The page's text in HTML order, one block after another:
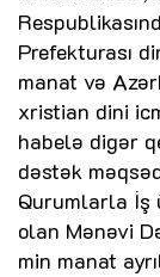
Prefekturası
manat və
xristian dini
habelə digər
dəstək
Qurumlarla İş
olan Mənəvi
min manat